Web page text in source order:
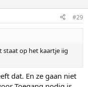
#29
staat op het kaartje iig
dat. En ze gaan niet